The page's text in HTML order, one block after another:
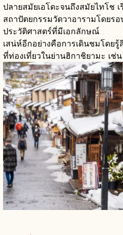
ปลายสมัยเอโดะจนถึงสมัยไทโช เ
สถาปัตยกรรมวัดวาอารามโดยร
ประวัติศาสตร์ที่มีเอกลักษณ์
เสน่ห์อีกอย่างคือการเดินชมโดย
ที่ท่องเที่ยวในย่านฮิกาชิยามะ เช่